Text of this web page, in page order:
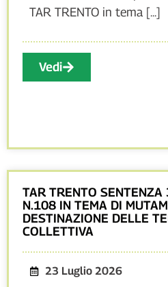
TAR TRENTO in tema [...]
Vedi
TAR TRENTO
N.108 IN TEMA DI
DESTINAZIONE DELLE
COLLETTIVA
23 Luglio 2026